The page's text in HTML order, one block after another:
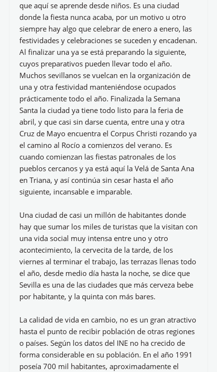
que aquí se aprende desde niños. Es una ciudad
donde la fiesta nunca acaba, por un motivo u otro
siempre hay algo que celebrar de enero a enero, las
festividades y celebraciones se suceden y encadenan.
Al finalizar una ya se está preparando la siguiente,
cuyos preparativos pueden llevar todo el año.
Muchos sevillanos se vuelcan en la organización de
una y otra festividad manteniéndose ocupados
prácticamente todo el año. Finalizada la Semana
Santa la ciudad ya tiene todo listo para la feria de
abril, y que casi sin darse cuenta, entre una y otra
Cruz de Mayo encuentra el Corpus Christi rozando ya
el camino al Rocío a comienzos del verano. Es
cuando comienzan las fiestas patronales de los
pueblos cercanos y ya está aquí la Velá de Santa Ana
en Triana, y así continúa sin cesar hasta el año
siguiente, incansable e imparable.
Una ciudad de casi un millón de habitantes donde
hay que sumar los miles de turistas que la visitan con
una vida social muy intensa entre uno y otro
acontecimiento, la cervecita de la tarde, de los
viernes al terminar el trabajo, las terrazas llenas todo
el año, desde medio día hasta la noche, se dice que
Sevilla es una de las ciudades que más cerveza bebe
por habitante, y la quinta con más bares.
La calidad de vida en cambio, no es un gran atractivo
hasta el punto de recibir población de otras regiones
o países. Según los datos del INE no ha crecido de
forma considerable en su población. En el año 1991
poseía 700 mil habitantes, aproximadamente el